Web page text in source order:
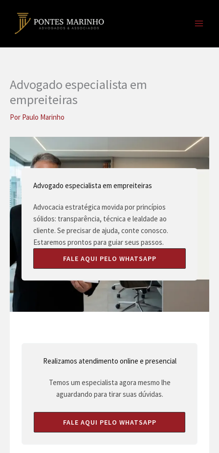
Advogado especialista em
empreiteiras
Por Paulo Marinho
Advogado especialista em empreiteiras
Advocacia estratégica movida por princípios
sólidos: transparência, técnica e lealdade ao
cliente. Se precisar de ajuda, conte conosco.
Estaremos prontos para guiar seus passos.
FALE AQUI PELO WHATSAPP
Realizamos atendimento online e presencial
Temos um especialista agora mesmo lhe
aguardando para tirar suas dúvidas.
FALE AQUI PELO WHATSAPP